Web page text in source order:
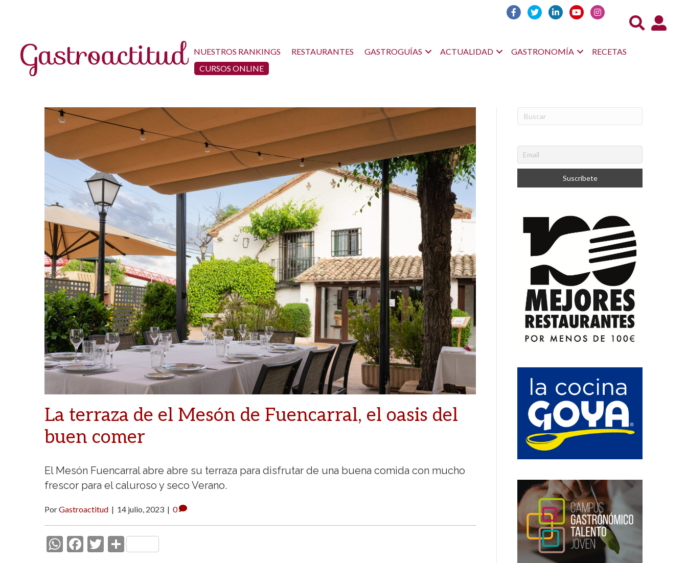
Acceso
NUESTROS RANKINGS RESTAURANTES GASTROGUÍAS ACTUALIDAD GASTRONOMÍA
RECETAS
CURSOS ONLINE
La terraza de el Mesón de Fuencarral, el oasis del
buen comer
El Mesón Fuencarral abre abre su terraza para disfrutar de una buena comida con mucho
frescor para el caluroso y seco Verano.
PorGastroactitud | 14 julio, 2023 | 0
W F
T C